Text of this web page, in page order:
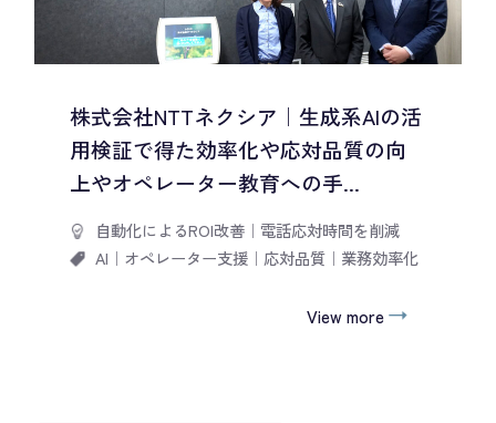
株式会社NTTネクシア｜生成系AIの活
用検証で得た効率化や応対品質の向
上やオペレーター教育への手...
自動化によるROI改善｜ 電話応対時間を削減
AI ｜ オペレーター支援｜ 応対品質｜ 業務効率化
View more